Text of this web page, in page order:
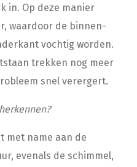
in. Op deze manier
waardoor de binnen-
vochtig worden.
trekken nog meer
snel verergert.
met name aan de
evenals de schimmel,